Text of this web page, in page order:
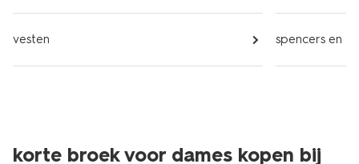
vesten spencers en
korte broek voor dames kopen bij